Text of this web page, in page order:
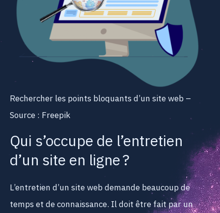
Rechercher les points bloquants d’un site web –
Source : Freepik
Qui s’occupe de l’entretien
d’un site en ligne ?
L’entretien d’un site web demande beaucoup de
temps et de connaissance. Il doit être fait par un